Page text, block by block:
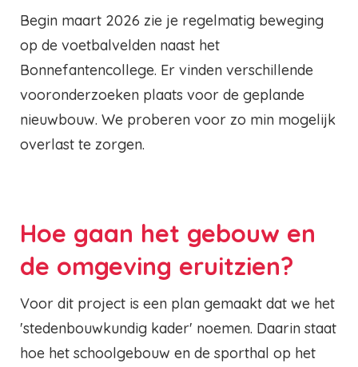
Begin maart 2026 zie je regelmatig beweging
op de voetbalvelden naast het
Bonnefantencollege. Er vinden verschillende
vooronderzoeken plaats voor de geplande
nieuwbouw. We proberen voor zo min mogelijk
overlast te zorgen.
Hoe gaan het gebouw en
de omgeving eruitzien?
Voor dit project is een plan gemaakt dat we het
'stedenbouwkundig kader' noemen. Daarin staat
hoe het schoolgebouw en de sporthal op het